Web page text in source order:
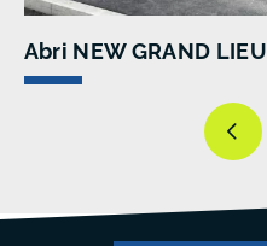
Abri NEW GRAND LIEU